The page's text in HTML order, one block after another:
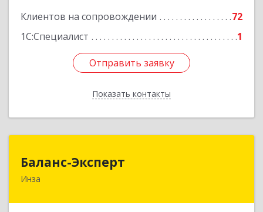
Клиентов на сопровождении
72
1С:Специалист
1
Отправить заявку
Показать контакты
Подробнее
Отправить заявку
Назад
Баланс-Эксперт
Инза
433030, Ульяновская обл, Инзенский р-н, Инза